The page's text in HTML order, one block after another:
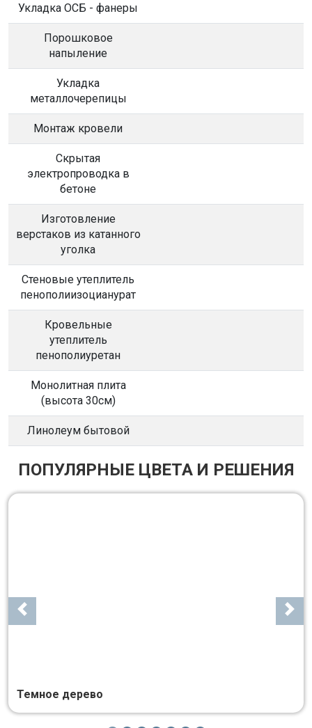
Укладка ОСБ - фанеры
Порошковое
напыление
Укладка
металлочерепицы
Монтаж кровели
Скрытая
электропроводка в
бетоне
Изготовление
верстаков из катанного
уголка
Стеновые утеплитель
пенополиизоцианурат
Кровельные
утеплитель
пенополиуретан
Монолитная плита
(высота 30см)
Линолеум бытовой
ПОПУЛЯРНЫЕ ЦВЕТА И РЕШЕНИЯ
Темное дерево